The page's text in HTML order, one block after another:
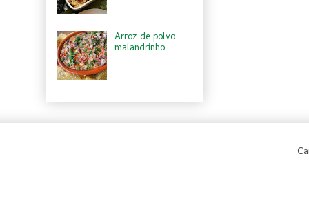
Arroz de polvo
malandrinho